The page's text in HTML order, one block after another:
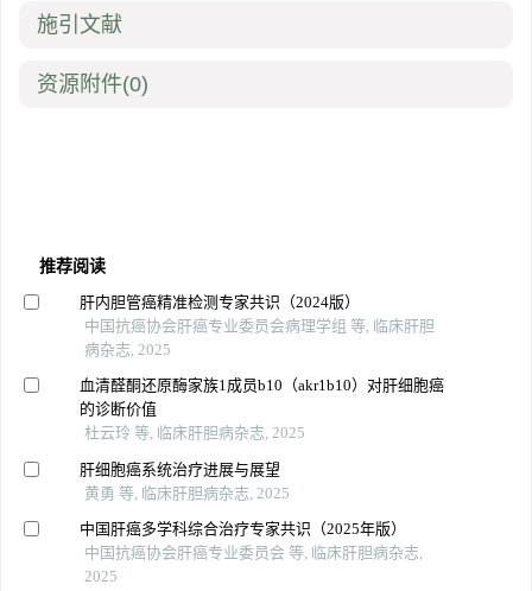
施引文献
资源附件(0)
推荐阅读
肝内胆管癌精准检测专家共识（2024版）
中国抗癌协会肝癌专业委员会病理学组 等, 临床肝胆
病杂志, 2025
血清醛酮还原酶家族1成员b10（akr1b10）对肝细胞癌
的诊断价值
杜云玲 等, 临床肝胆病杂志, 2025
肝细胞癌系统治疗进展与展望
黄勇 等, 临床肝胆病杂志, 2025
中国肝癌多学科综合治疗专家共识（2025年版）
中国抗癌协会肝癌专业委员会 等, 临床肝胆病杂志,
2025